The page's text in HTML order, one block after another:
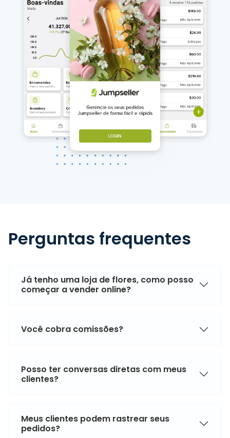
Perguntas frequentes
Já tenho uma loja de flores, como posso
começar a vender online?
Você cobra comissões?
Posso ter conversas diretas com meus
clientes?
Meus clientes podem rastrear seus
pedidos?